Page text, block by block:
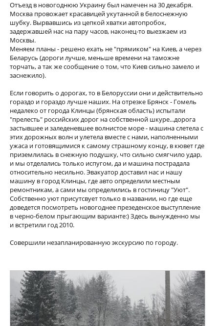
Отъезд в новогоднюю Украину был намечен на 30 декабря.
Москва провожает красавицей укутанной в белоснежную
шубку. Вырвавшись из цепкой хватки автопробок,
задержавшей нас на пару часов, наконец-то выезжаем из
Москвы.
Меняем планы - решено ехать не "прямиком" на Киев, а через
Беларусь (дороги лучше, меньше времени на таможне
торчать, а так же сообщение о том, что Киев сильно замело и
заснежило).
Если говорить о дорогах, то в Белоруссии они и действительно
гораздо и гораздо лучше наших. На отрезке Брянск - Гомель
недалеко от города Клинцы (брянская область) испытали
"прелесть" российских дорог на собственной шкуре...дорога
застывшее и заледеневшее волнистое море - машина слетела с
этих дорожных волн и улетела вместе с нами, наполненными
ужаса и готовящимися к самому страшному концу, в кювет где
приземлилась в снежную подушку, что сильно смягчило удар,
и мы отделались только испугом, да и машина пострадала
относительно несильно. Эвакуатор доставил нас и нашу
машину в город Клинцы, где авто определили местным
ремонтникам, а сами мы определились в гостиницу "Уют".
Собственно уют присутсвует только в названии, но где еще
доведется посмотреть новогоднее презеденское выступление
в черно-белом прыгающим варианте:) Здесь вынужденно мы
и встретили год 2010.
Совершили незапланированную экскурсию по городу.